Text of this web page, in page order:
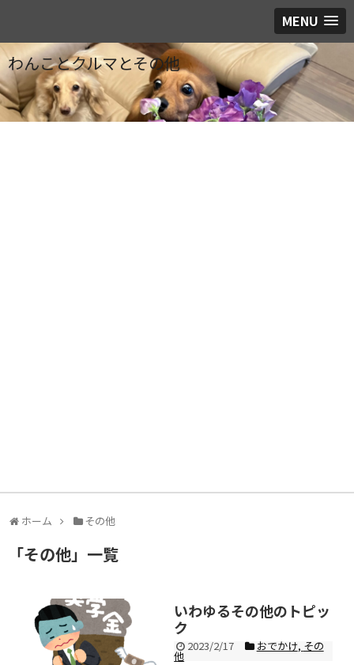
MENU
わんことクルマとその他
ホーム その他
「その他」 一覧
いわゆるその他のトピッ
ク
2023/2/17 おでかけ, その
他